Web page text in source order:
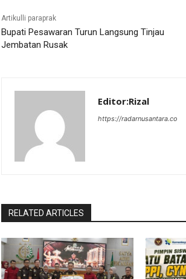
Artikulli paraprak
Bupati Pesawaran Turun Langsung Tinjau
Jembatan Rusak
Editor:Rizal
https://radarnusantara.co
RELATED ARTICLES